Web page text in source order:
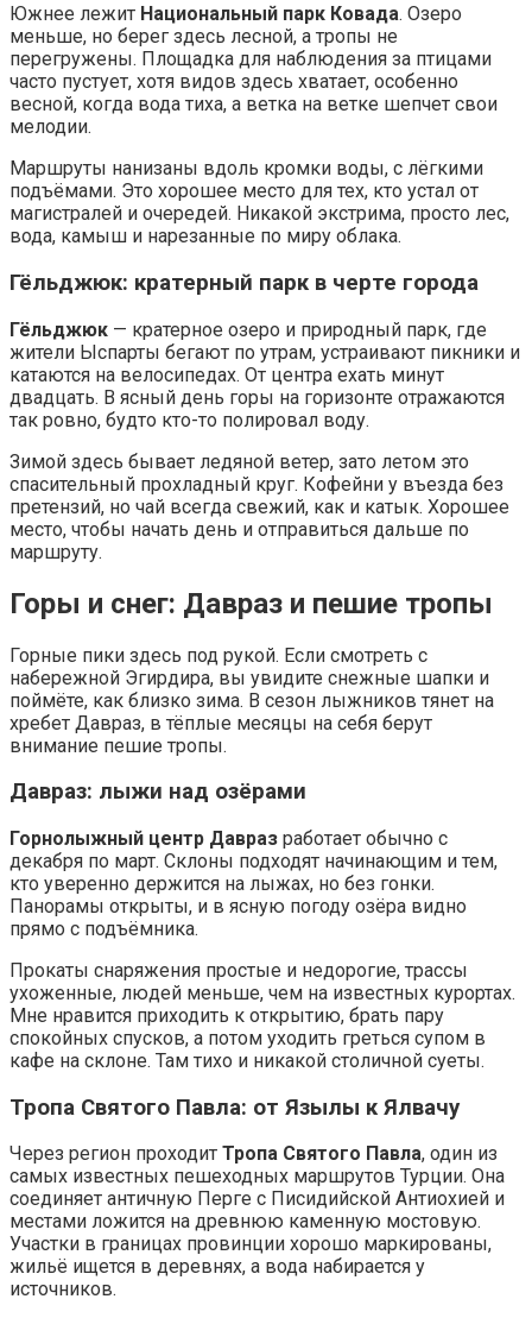
Южнее лежит Национальный парк Ковада. Озеро
меньше, но берег здесь лесной, а тропы не
перегружены. Площадка для наблюдения за птицами
часто пустует, хотя видов здесь хватает, особенно
весной, когда вода тиха, а ветка на ветке шепчет свои
мелодии.
Маршруты нанизаны вдоль кромки воды, с лёгкими
подъёмами. Это хорошее место для тех, кто устал от
магистралей и очередей. Никакой экстрима, просто лес,
вода, камыш и нарезанные по миру облака.
Гёльджюк: кратерный парк в черте города
Гёльджюк — кратерное озеро и природный парк, где
жители Ыспарты бегают по утрам, устраивают пикники и
катаются на велосипедах. От центра ехать минут
двадцать. В ясный день горы на горизонте отражаются
так ровно, будто кто-то полировал воду.
Зимой здесь бывает ледяной ветер, зато летом это
спасительный прохладный круг. Кофейни у въезда без
претензий, но чай всегда свежий, как и катык. Хорошее
место, чтобы начать день и отправиться дальше по
маршруту.
Горы и снег: Давраз и пешие тропы
Горные пики здесь под рукой. Если смотреть с
набережной Эгирдира, вы увидите снежные шапки и
поймёте, как близко зима. В сезон лыжников тянет на
хребет Давраз, в тёплые месяцы на себя берут
внимание пешие тропы.
Давраз: лыжи над озёрами
Горнолыжный центр Давраз работает обычно с
декабря по март. Склоны подходят начинающим и тем,
кто уверенно держится на лыжах, но без гонки.
Панорамы открыты, и в ясную погоду озёра видно
прямо с подъёмника.
Прокаты снаряжения простые и недорогие, трассы
ухоженные, людей меньше, чем на известных курортах.
Мне нравится приходить к открытию, брать пару
спокойных спусков, а потом уходить греться супом в
кафе на склоне. Там тихо и никакой столичной суеты.
Тропа Святого Павла: от Язылы к Ялвачу
Через регион проходит Тропа Святого Павла, один из
самых известных пешеходных маршрутов Турции. Она
соединяет античную Перге с Писидийской Антиохией и
местами ложится на древнюю каменную мостовую.
Участки в границах провинции хорошо маркированы,
жильё ищется в деревнях, а вода набирается у
источников.